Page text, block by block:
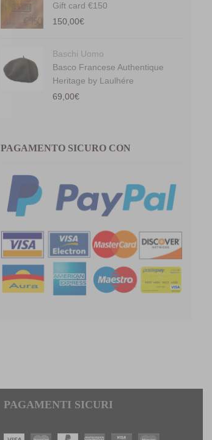
Baseball,Nuovi arrivi,Stetson
Stetson Trucker Cap Vintage
Gift card €150
150,00€
Baschi Uomo
Basco Francese Authentique
Heritage by Laulhére
69,00€
PAGAMENTO SICURO CON
PAGAMENTI SICURI